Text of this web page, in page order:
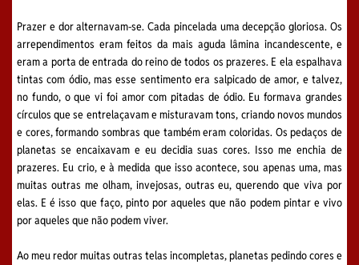
Prazer e dor alternavam-se. Cada pincelada uma decepção gloriosa. Os
arrependimentos eram feitos da mais aguda lâmina incandescente, e
eram a porta de entrada do reino de todos os prazeres. E ela espalhava
tintas com ódio, mas esse sentimento era salpicado de amor, e talvez,
no fundo, o que vi foi amor com pitadas de ódio. Eu formava grandes
círculos que se entrelaçavam e misturavam tons, criando novos mundos
e cores, formando sombras que também eram coloridas. Os pedaços de
planetas se encaixavam e eu decidia suas cores. Isso me enchia de
prazeres. Eu crio, e à medida que isso acontece, sou apenas uma, mas
muitas outras me olham, invejosas, outras eu, querendo que viva por
elas. E é isso que faço, pinto por aqueles que não podem pintar e vivo
por aqueles que não podem viver.
Ao meu redor muitas outras telas incompletas, planetas pedindo cores e